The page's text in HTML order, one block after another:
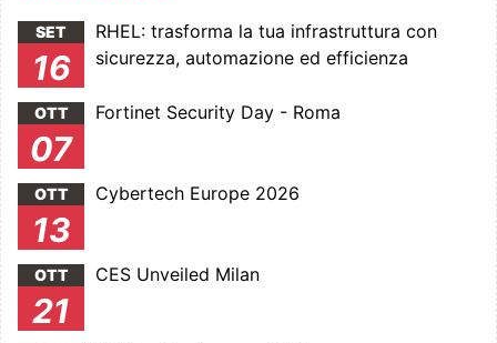
SET
16
RHEL: trasforma la tua infrastruttura con
sicurezza, automazione ed efficienza
OTT
07
Fortinet Security Day - Roma
OTT
13
Cybertech Europe 2026
OTT
21
CES Unveiled Milan